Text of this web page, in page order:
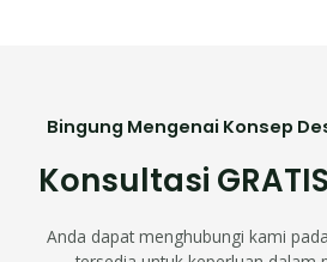
Bingung Mengenai Konsep
Konsultasi
Anda dapat menghubungi kami